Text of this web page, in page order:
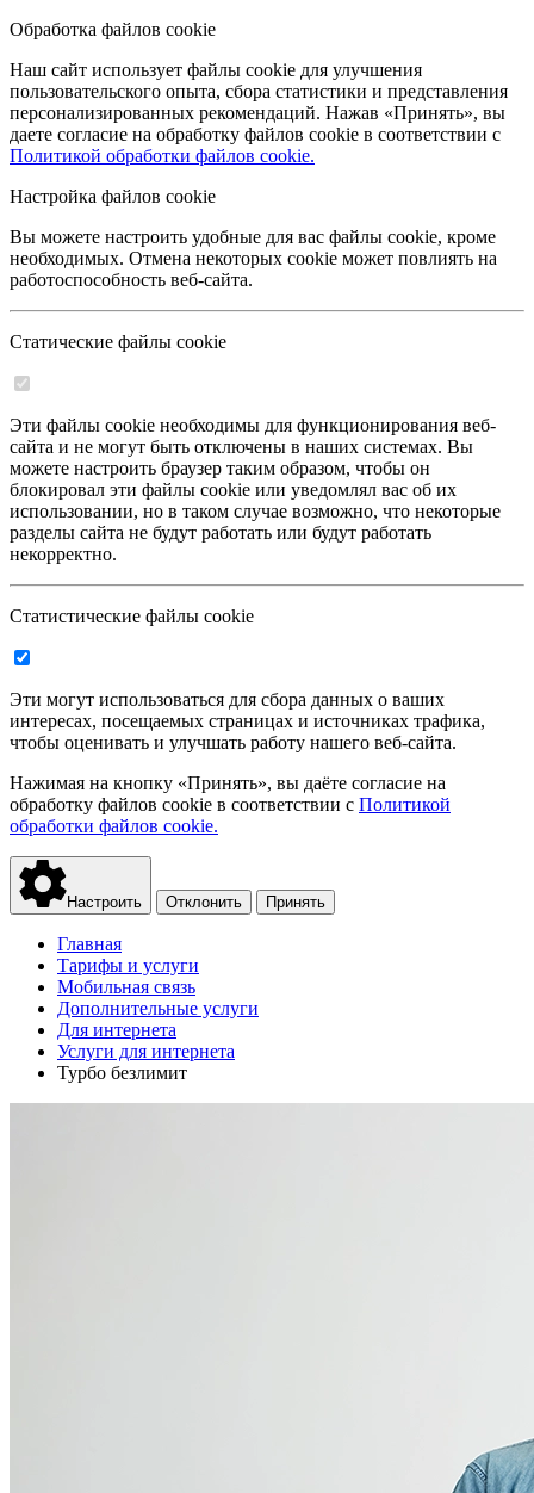
Обработка файлов cookie
Наш сайт использует файлы cookie для улучшения
пользовательского опыта, сбора статистики и представления
персонализированных рекомендаций. Нажав «Принять», вы
даете согласие на обработку файлов cookie в соответствии с
Политикой обработки файлов cookie.
Настройка файлов cookie
Вы можете настроить удобные для вас файлы cookie, кроме
необходимых. Отмена некоторых cookie может повлиять на
работоспособность веб-сайта.
Статические файлы cookie
Эти файлы cookie необходимы для функционирования веб-
сайта и не могут быть отключены в наших системах. Вы
можете настроить браузер таким образом, чтобы он
блокировал эти файлы cookie или уведомлял вас об их
использовании, но в таком случае возможно, что некоторые
разделы сайта не будут работать или будут работать
некорректно.
Статистические файлы cookie
Эти могут использоваться для сбора данных о ваших
интересах, посещаемых страницах и источниках трафика,
чтобы оценивать и улучшать работу нашего веб-сайта.
Нажимая на кнопку «Принять», вы даёте согласие на
обработку файлов cookie в соответствии с Политикой
обработки файлов cookie.
Настроить Отклонить Принять
Главная
Тарифы и услуги
Мобильная связь
Дополнительные услуги
Для интернета
Услуги для интернета
Турбо безлимит